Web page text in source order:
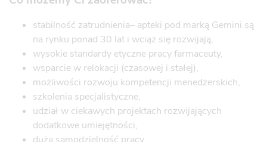
stabilność zatrudnienia– apteki pod marką Gemini są
na rynku ponad 30 lat i wciąż się rozwijają,
wysokie standardy etyczne pracy farmaceuty,
wsparcie w relokacji (czasowej i stałej),
możliwości rozwoju kompetencji menedżerskich,
szkolenia specjalistyczne,
udział w ciekawych projektach rozwijających
dodatkowe umiejętności,